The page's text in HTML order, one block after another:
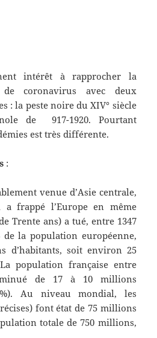
intérêt à rapprocher la
de coronavirus avec deux
: la peste noire du XIV° siècle
de 917-1920. Pourtant
est très différente.
:
venue d’Asie centrale,
a frappé l’Europe en même
Trente ans) a tué, entre 1347
de la population européenne,
d’habitants, soit environ 25
population française entre
de 17 à 10 millions
Au niveau mondial, les
font état de 75 millions
totale de 750 millions,